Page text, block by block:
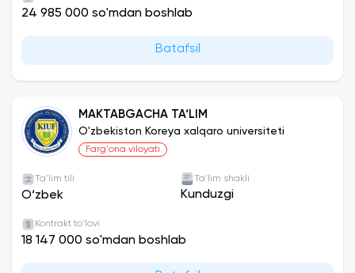
24 985 000 so'mdan boshlab
Batafsil
MAKTABGACHA TA‘LIM
O'zbekiston Koreya xalqaro universiteti
Farg'ona viloyati
Ta'lim tili
O‘zbek
Ta'lim shakli
Kunduzgi
Kontrakt to'lovi
18 147 000 so'mdan boshlab